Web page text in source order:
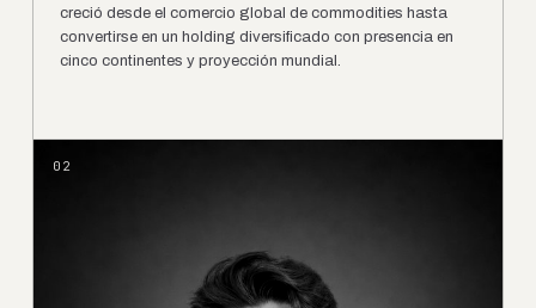
creció desde el comercio global de commodities hasta
convertirse en un holding diversificado con presencia en
cinco continentes y proyección mundial.